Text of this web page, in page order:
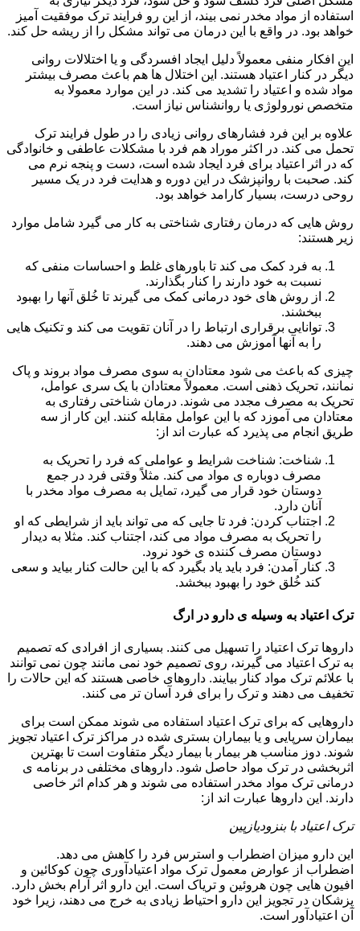
استفاده از مواد مخدر نمی بیند، از این رو فرایند ترک موفقیت آمیز
خواهد بود. در واقع با این درمان می تواند مشکل را از ریشه حل کند.
این افکار منفی معمولاً دلیل ایجاد افسردگی و یا اختلالات روانی
دیگر در کنار اعتیاد هستند. این اختلال ها هم باعث مصرف بیشتر
مواد شده و اعتیاد را تشدید می کند. در این موارد معمولا به
متخصص نورولوژی یا روانشناس نیاز است.
علاوه بر این فرد فشارهای روانی زیادی را در طول فرایند ترک
تحمل می کند. در اکثر موراد هم فرد با مشکلات عاطفی و خانوادگی
که در اثر اعتیاد برای فرد ایجاد شده است، دست و پنجه نرم می
کند. صحبت با روانپزشک در این دوره و هدایت فرد در یک مسیر
روحی درست، بسیار کارامد خواهد بود.
روش هایی که درمان رفتاری شناختی به کار می گیرد شامل موارد
زیر هستند:
به فرد کمک می کند تا باورهای غلط و احساسات منفی که
نسبت به خود دارند را کنار بگذارند.
از روش های خود درمانی کمک می گیرند تا خُلق آنها را بهبود
ببخشند.
توانایی برقراری ارتباط را در آنان تقویت می کند و تکنیک هایی
را به آنها آموزش می دهند.
چیزی که باعث می شود معتادان به سوی مصرف مواد بروند و پاک
نمانند، تحریک ذهنی است. معمولاً معتادان با یک سری عوامل،
تحریک به مصرف مجدد می شوند. درمان شناختی رفتاری به
معتادان می آموزد که با این عوامل مقابله کنند. این کار از سه
طریق انجام می پذیرد که عبارت اند از:
شناخت: شناخت شرایط و عواملی که فرد را تحریک به
مصرف دوباره ی مواد می کند. مثلاً وقتی فرد در جمع
دوستان خود قرار می گیرد، تمایل به مصرف مواد مخدر با
آنان دارد.
اجتناب کردن: فرد تا جایی که می تواند باید از شرایطی که او
را تحریک به مصرف مواد می کند، اجتناب کند. مثلا به دیدار
دوستان مصرف کننده ی خود نرود.
کنار آمدن: فرد باید یاد بگیرد که با این حالت کنار بیاید و سعی
کند خُلق خود را بهبود ببخشد.
ترک اعتیاد به وسیله ی دارو در ارگ
داروها ترک اعتیاد را تسهیل می کنند. بسیاری از افرادی که تصمیم
به ترک اعتیاد می گیرند، روی تصمیم خود نمی مانند چون نمی توانند
با علائم ترک مواد کنار بیایند. داروهای خاصی هستند که این حالات را
تخفیف می دهند و ترک را برای فرد آسان تر می کنند.
داروهایی که برای ترک اعتیاد استفاده می شوند ممکن است برای
بیماران سرپایی و یا بیماران بستری شده در مراکز ترک اعتیاد تجویز
شوند. دوز مناسب هر بیمار با بیمار دیگر متفاوت است تا بهترین
اثربخشی در ترک مواد حاصل شود. داروهای مختلفی در برنامه ی
درمانی ترک مواد مخدر استفاده می شوند و هر کدام اثر خاصی
دارند. این داروها عبارت اند از:
ترک اعتیاد با بنزودیازپین
این دارو میزان اضطراب و استرس فرد را کاهش می دهد.
اضطراب از عوارض معمول ترک مواد اعتیادآوری چون کوکائین و
افیون هایی چون هروئین و تریاک است. این دارو اثر آرام بخش دارد.
پزشکان در تجویز این دارو احتیاط زیادی به خرج می دهند، زیرا خود
آن اعتیادآور است.